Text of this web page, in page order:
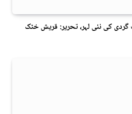
کی نئی لہر، تحریر: قریش خٹک